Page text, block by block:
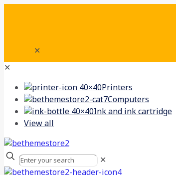
✕
✕
Printers
Computers
Ink and ink cartridge
View all
✕